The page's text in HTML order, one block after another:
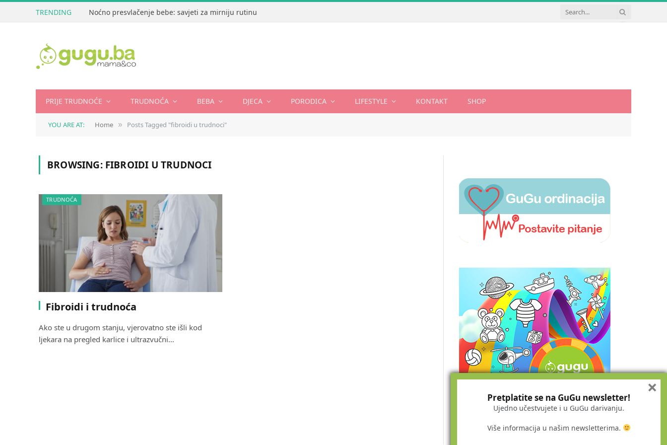
TRENDING Noćno presvlačenje bebe: savjeti za mirniju rutinu
PRIJE TRUDNOĆE TRUDNOĆA BEBA DJECA PORODICA LIFESTYLE KONTAKT SHOP
YOU ARE AT: Home » Posts Tagged "fibroidi u trudnoci"
BROWSING: FIBROIDI U TRUDNOCI
TRUDNOĆA
Fibroidi i trudnoća
Ako ste u drugom stanju, vjerovatno ste išli kod
ljekara na pregled karlice i ultrazvučni…
Pretplatite se na GuGu newsletter!
Ujedno učestvujete i u GuGu darivanju.
Više informacija u našim newsletterima.
×